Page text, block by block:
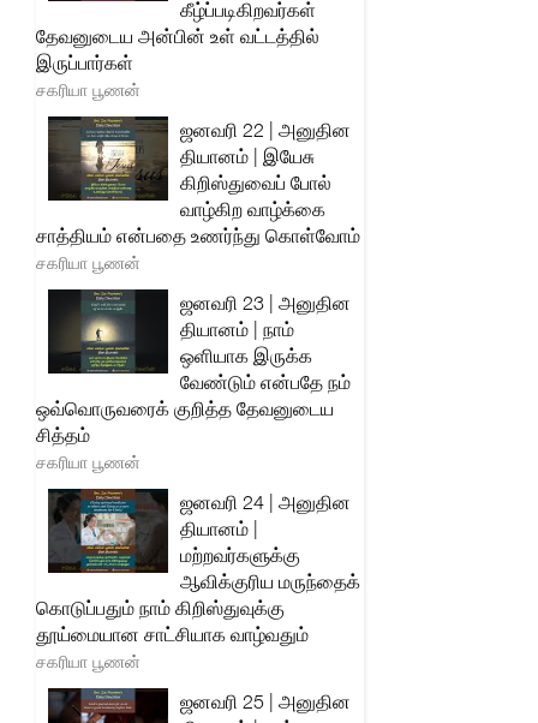
கீழ்ப்படிகிறவர்கள்
தேவனுடைய அன்பின் உள் வட்டத்தில்
இருப்பார்கள்
சகரியா பூணன்
ஜனவரி 22 | அனுதின
தியானம் | இயேசு
கிறிஸ்துவைப் போல்
வாழ்கிற வாழ்க்கை
சாத்தியம் என்பதை உணர்ந்து கொள்வோம்
சகரியா பூணன்
ஜனவரி 23 | அனுதின
தியானம் | நாம்
ஒளியாக இருக்க
வேண்டும் என்பதே நம்
ஒவ்வொருவரைக் குறித்த தேவனுடைய
சித்தம்
சகரியா பூணன்
ஜனவரி 24 | அனுதின
தியானம் |
மற்றவர்களுக்கு
ஆவிக்குரிய மருந்தைக்
கொடுப்பதும் நாம் கிறிஸ்துவுக்கு
தூய்மையான சாட்சியாக வாழ்வதும்
சகரியா பூணன்
ஜனவரி 25 | அனுதின